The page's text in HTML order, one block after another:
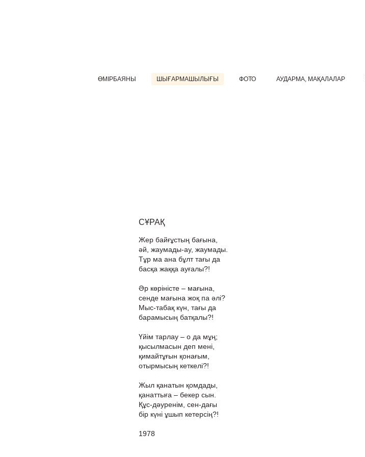
ӨМІРБАЯНЫ ШЫҒАРМАШЫЛЫҒЫ ФОТО АУДАРМА, МАҚАЛАЛАР
СҰРАҚ
Жер байғұстың бағына,
әй, жаумады-ау, жаумады.
Тұр ма ана бұлт тағы да
басқа жаққа ауғалы?!
Әр көріністе – мағына,
сенде мағына жоқ па әлі?
Мыс-табақ күн, тағы да
барамысың батқалы?!
Үйім тарлау – о да мұң;
қысылмасын деп мені,
қимайтұғын қонағым,
отырмысың кеткелі?!
Жыл қанатын қомдады,
қанаттыға – бекер сын.
Құс-дәуренім, сен-дағы
бір күні ұшып кетерсің?!
1978